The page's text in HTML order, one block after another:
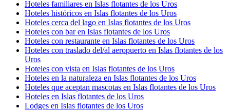
Hoteles familiares en Islas flotantes de los Uros
Hoteles históricos en Islas flotantes de los Uros
Hoteles cerca del lago en Islas flotantes de los Uros
Hoteles con bar en Islas flotantes de los Uros
Hoteles con restaurante en Islas flotantes de los Uros
Hoteles con traslado del/al aeropuerto en Islas flotantes de los
Uros
Hoteles con vista en Islas flotantes de los Uros
Hoteles en la naturaleza en Islas flotantes de los Uros
Hoteles que aceptan mascotas en Islas flotantes de los Uros
Hoteles en Islas flotantes de los Uros
Lodges en Islas flotantes de los Uros